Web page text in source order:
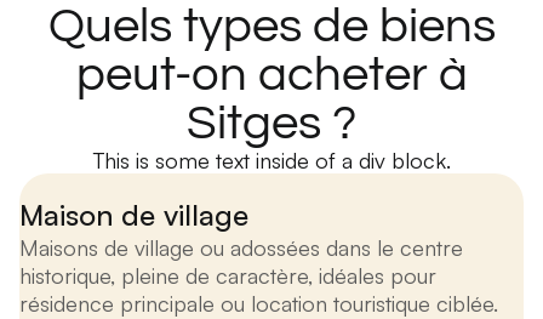
Quels types de biens
peut-on acheter à
Sitges ?
This is some text inside of a div block.
Maison de village
Maisons de village ou adossées dans le centre
historique, pleine de caractère, idéales pour
résidence principale ou location touristique ciblée.